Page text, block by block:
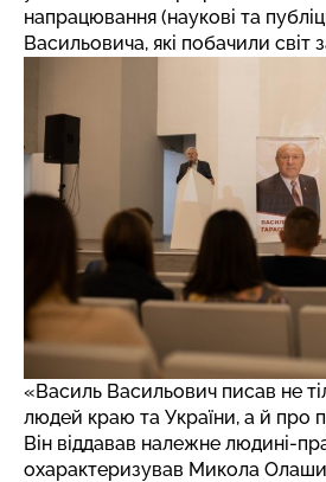
напрацювання (наукові та
Васильовича, які побачили світ
«Василь Васильович писав не
людей краю та України, а й про
Він віддавав належне людині-
охарактеризував Микола